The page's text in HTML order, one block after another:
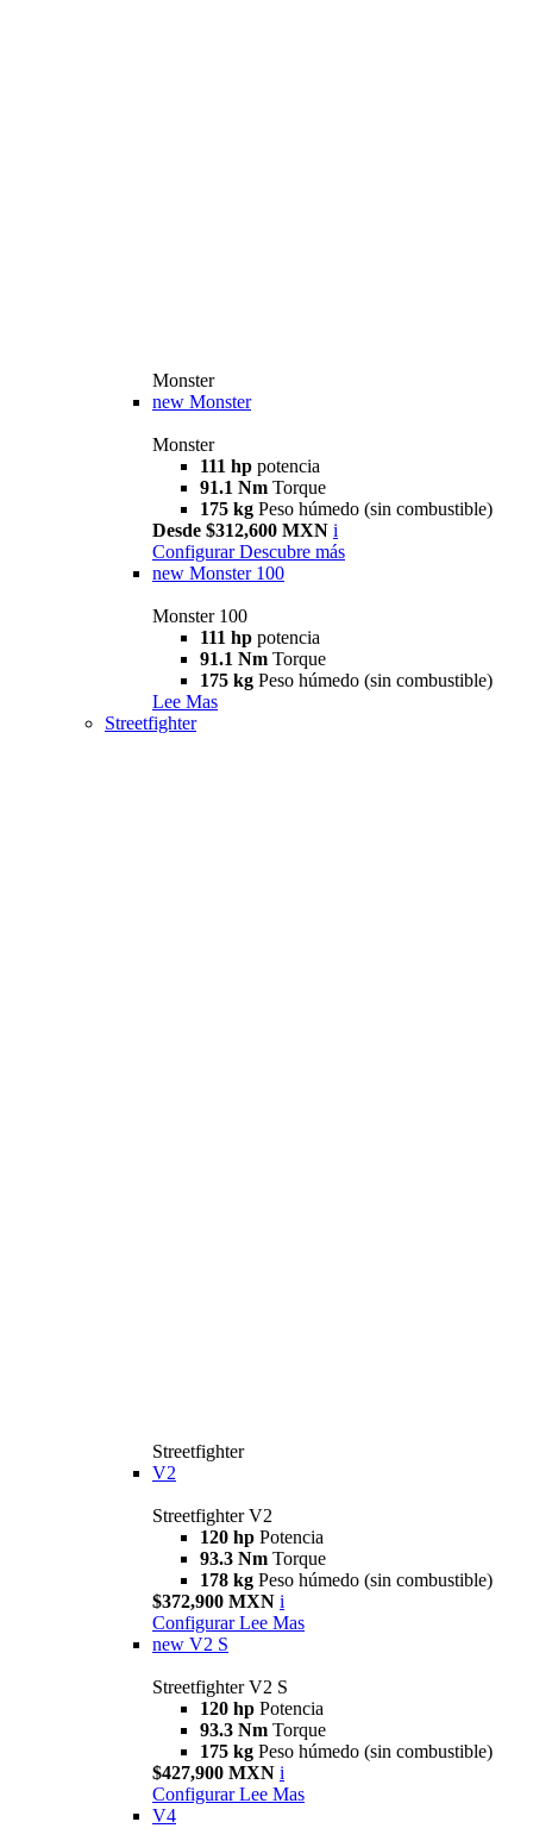
Monster
new Monster
Monster
111 hp potencia
91.1 Nm Torque
175 kg Peso húmedo (sin combustible)
Desde $312,600 MXN i
Configurar Descubre más
new Monster 100
Monster 100
111 hp potencia
91.1 Nm Torque
175 kg Peso húmedo (sin combustible)
Lee Mas
Streetfighter
Streetfighter
V2
Streetfighter V2
120 hp Potencia
93.3 Nm Torque
178 kg Peso húmedo (sin combustible)
$372,900 MXN i
Configurar Lee Mas
new V2 S
Streetfighter V2 S
120 hp Potencia
93.3 Nm Torque
175 kg Peso húmedo (sin combustible)
$427,900 MXN i
Configurar Lee Mas
V4